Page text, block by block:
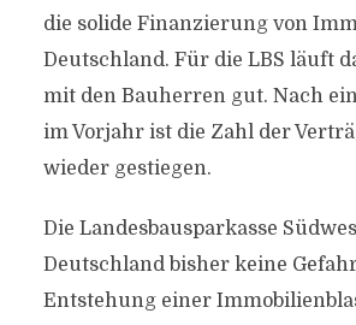
die solide Finanzierung von
Deutschland. Für die LBS läuft
mit den Bauherren gut. Nach
im Vorjahr ist die Zahl der
wieder gestiegen.
Die Landesbausparkasse
Deutschland bisher keine
Entstehung einer